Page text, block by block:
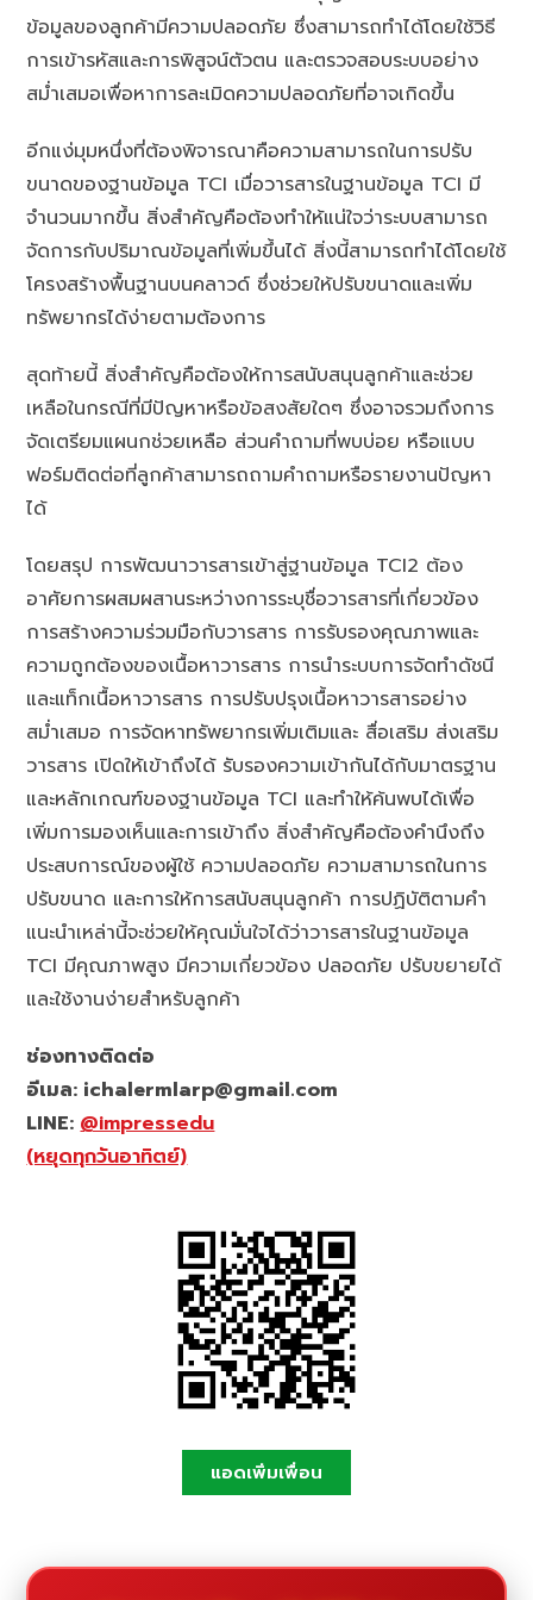
ข้อมูลของลูกค้ามีความปลอดภัย ซึ่งสามารถทำได้โดยใช้วิธี
การเข้ารหัสและการพิสูจน์ตัวตน และตรวจสอบระบบอย่าง
สม่ำเสมอเพื่อหาการละเมิดความปลอดภัยที่อาจเกิดขึ้น
อีกแง่มุมหนึ่งที่ต้องพิจารณาคือความสามารถในการปรับ
ขนาดของฐานข้อมูล TCI เมื่อวารสารในฐานข้อมูล TCI มี
จำนวนมากขึ้น สิ่งสำคัญคือต้องทำให้แน่ใจว่าระบบสามารถ
จัดการกับปริมาณข้อมูลที่เพิ่มขึ้นได้ สิ่งนี้สามารถทำได้โดยใช้
โครงสร้างพื้นฐานบนคลาวด์ ซึ่งช่วยให้ปรับขนาดและเพิ่ม
ทรัพยากรได้ง่ายตามต้องการ
สุดท้ายนี้ สิ่งสำคัญคือต้องให้การสนับสนุนลูกค้าและช่วย
เหลือในกรณีที่มีปัญหาหรือข้อสงสัยใดๆ ซึ่งอาจรวมถึงการ
จัดเตรียมแผนกช่วยเหลือ ส่วนคำถามที่พบบ่อย หรือแบบ
ฟอร์มติดต่อที่ลูกค้าสามารถถามคำถามหรือรายงานปัญหา
ได้
โดยสรุป การพัฒนาวารสารเข้าสู่ฐานข้อมูล TCI2 ต้อง
อาศัยการผสมผสานระหว่างการระบุชื่อวารสารที่เกี่ยวข้อง
การสร้างความร่วมมือกับวารสาร การรับรองคุณภาพและ
ความถูกต้องของเนื้อหาวารสาร การนำระบบการจัดทำดัชนี
และแท็กเนื้อหาวารสาร การปรับปรุงเนื้อหาวารสารอย่าง
สม่ำเสมอ การจัดหาทรัพยากรเพิ่มเติมและ สื่อเสริม ส่งเสริม
วารสาร เปิดให้เข้าถึงได้ รับรองความเข้ากันได้กับมาตรฐาน
และหลักเกณฑ์ของฐานข้อมูล TCI และทำให้ค้นพบได้เพื่อ
เพิ่มการมองเห็นและการเข้าถึง สิ่งสำคัญคือต้องคำนึงถึง
ประสบการณ์ของผู้ใช้ ความปลอดภัย ความสามารถในการ
ปรับขนาด และการให้การสนับสนุนลูกค้า การปฏิบัติตามคำ
แนะนำเหล่านี้จะช่วยให้คุณมั่นใจได้ว่าวารสารในฐานข้อมูล
TCI มีคุณภาพสูง มีความเกี่ยวข้อง ปลอดภัย ปรับขยายได้
และใช้งานง่ายสำหรับลูกค้า
ช่องทางติดต่อ
อีเมล: ichalermlarp@gmail.com
LINE:@impressedu
(หยุดทุกวันอาทิตย์)
แอดเพิ่มเพื่อน